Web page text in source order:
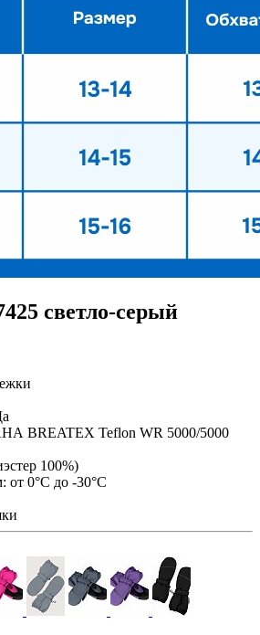
светло-серый
BREATEX Teflon WR 5000/5000
100%)
от 0°С до -30°С